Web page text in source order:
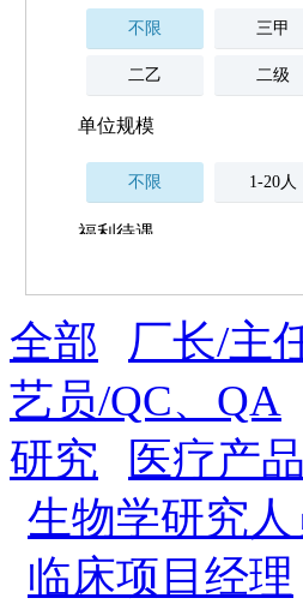
不限 三甲
二乙 二级
单位规模
不限 1-20人
福利待遇
薪资与社保
五险 住房公积
全勤奖 加班补助
法定节假日三薪 工龄奖
晋升与政策
8小时工作制 周末双休
全部 厂长/主
艺员/QC、QA
研究
医疗产
生物学研究人
临床项目经理